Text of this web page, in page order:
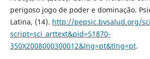
perigoso jogo de poder e dominação.
Latina, (14). http://pepsic.bvsalud.org/
script=sci_arttext&pid=S1870-
350X2008000300012&lng=pt&tlng=pt.